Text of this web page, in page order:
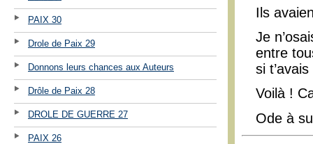
PAIX 30
Drole de Paix 29
Donnons leurs chances aux Auteurs
Drôle de Paix 28
DROLE DE GUERRE 27
PAIX 26
Ils
Je
entre
si
Voilà !
Ode à